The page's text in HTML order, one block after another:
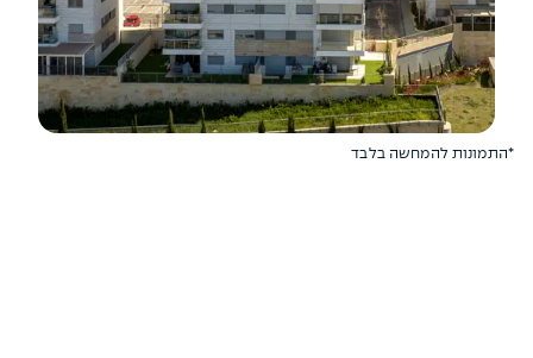
*התמונות להמחשה בלבד